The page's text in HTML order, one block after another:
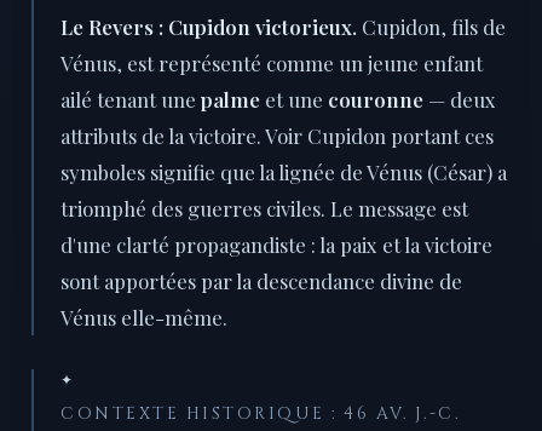
Le Revers : Cupidon victorieux. Cupidon, fils de
Vénus, est représenté comme un jeune enfant
ailé tenant une palme et une couronne — deux
attributs de la victoire. Voir Cupidon portant ces
symboles signifie que la lignée de Vénus (César) a
triomphé des guerres civiles. Le message est
d'une clarté propagandiste : la paix et la victoire
sont apportées par la descendance divine de
Vénus elle-même.
✦
CONTEXTE HISTORIQUE : 46 AV. J.-C.